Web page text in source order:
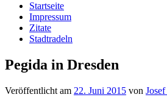
Startseite
Impressum
Zitate
Stadtradeln
Pegida in Dresden
Veröffentlicht am 22. Juni 2015 von